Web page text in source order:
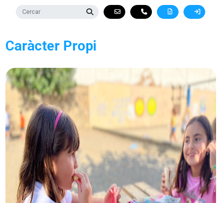
Caràcter Propi